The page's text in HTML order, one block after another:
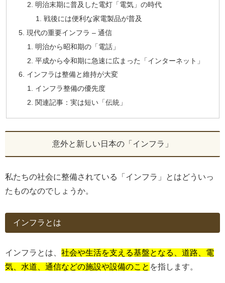
明治末期に普及した電灯「電気」の時代
戦後には便利な家電製品が普及
現代の重要インフラ – 通信
明治から昭和期の「電話」
平成から令和期に急速に広まった「インターネット」
インフラは整備と維持が大変
インフラ整備の優先度
関連記事：実は短い「伝統」
意外と新しい日本の「インフラ」
私たちの社会に整備されている「インフラ」とはどういっ
たものなのでしょうか。
インフラとは
インフラとは、 社会や生活を支える基盤となる、道路、電
気、水道、通信などの施設や設備のこと を指します。